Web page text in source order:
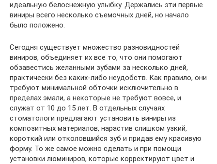
идеальную белоснежную улыбку. Держались эти первые
виниры всего несколько съемочных дней, но начало
было положено.
Сегодня существует множество разновидностей
виниров, объединяет их все то, что они помогают
обзавестись желанными зубами за несколько дней,
практически без каких-либо неудобств. Как правило, они
требуют минимальной обточки исключительно в
пределах эмали, а некоторые не требуют вовсе, и
служат от 10 до 15 лет. В отдельных случаях
стоматологи предлагают установить виниры из
композитных материалов, нарастив слишком узкий,
короткий или отколовшийся зуб и придав ему красивую
форму. То же самое можно сделать и при помощи
установки люминиров, которые корректируют цвет и